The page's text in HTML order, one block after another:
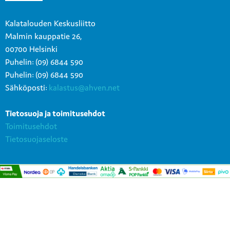
Kalatalouden Keskusliitto
Malmin kauppatie 26,
00700 Helsinki
Puhelin: (09) 6844 590
Puhelin: (09) 6844 590
Sähköposti: kalastus@ahven.net
Tietosuoja ja toimitusehdot
Toimitusehdot
Tietosuojaseloste